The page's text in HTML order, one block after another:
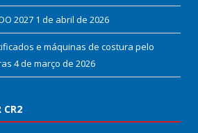
2027 1 de abril de 2026
e máquinas de costura pelo
4 de março de 2026
CR2